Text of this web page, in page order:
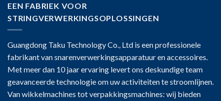
EEN FABRIEK VOOR
STRINGVERWERKINGSOPLOSSINGEN
Guangdong Taku Technology Co., Ltd is een professionele
fabrikant van snarenverwerkingsapparatuur en accessoires.
Met meer dan 10 jaar ervaring levert ons deskundige team
geavanceerde technologie om uw activiteiten te stroomlijnen.
Van wikkelmachines tot verpakkingsmachines: wij bieden